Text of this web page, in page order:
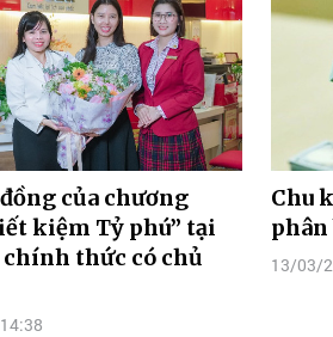
của chương
kiệm Tỷ phú” tại
chính thức có chủ
Chu
phân
13/03/